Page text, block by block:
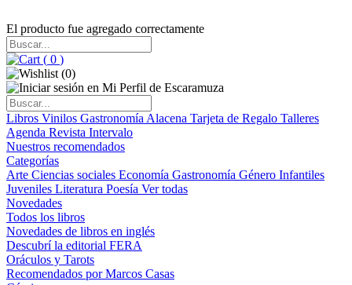
El producto fue agregado correctamente
( 0 )
(0)
Libros Vinilos Gastronomía Alacena Tarjeta de Regalo Talleres
Agenda Revista Intervalo
Nuestros recomendados
Categorías
Arte Ciencias sociales Economía Gastronomía Género Infantiles
Juveniles Literatura Poesía Ver todas
Novedades
Todos los libros
Novedades de libros en inglés
Descubrí la editorial FERA
Oráculos y Tarots
Recomendados por Marcos Casas